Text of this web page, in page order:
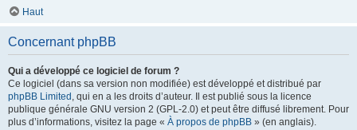
Haut
Concernant phpBB
Qui a développé ce logiciel de forum ?
Ce logiciel (dans sa version non modifiée) est développé et distribué par
phpBB Limited , qui en a les droits d’auteur. Il est publié sous la licence
publique générale GNU version 2 (GPL-2.0) et peut être diffusé librement. Pour
plus d’informations, visitez la page « À propos de phpBB » (en anglais).